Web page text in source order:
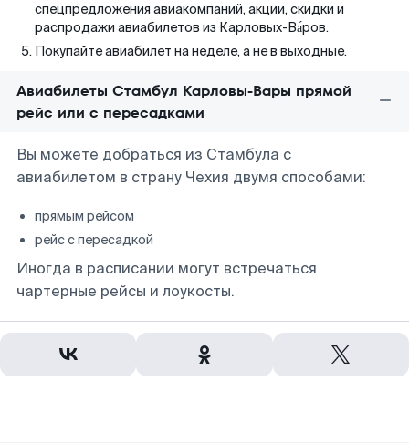
спецпредложения авиакомпаний, акции, скидки и
распродажи авиабилетов из Карловых-Ва́ров.
Покупайте авиабилет на неделе, а не в выходные.
Авиабилеты Стамбул Карловы-Вары прямой
рейс или с пересадками
Вы можете добраться из Стамбула с
авиабилетом в страну Чехия двумя способами:
прямым рейсом
рейс с пересадкой
Иногда в расписании могут встречаться
чартерные рейсы и лоукосты.